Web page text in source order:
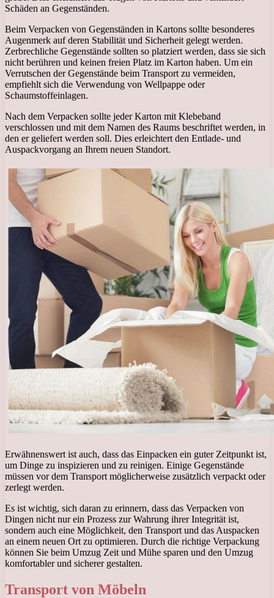
Schäden an Gegenständen.
Beim Verpacken von Gegenständen in Kartons sollte besonderes
Augenmerk auf deren Stabilität und Sicherheit gelegt werden.
Zerbrechliche Gegenstände sollten so platziert werden, dass sie sich
nicht berühren und keinen freien Platz im Karton haben. Um ein
Verrutschen der Gegenstände beim Transport zu vermeiden,
empfiehlt sich die Verwendung von Wellpappe oder
Schaumstoffeinlagen.
Nach dem Verpacken sollte jeder Karton mit Klebeband
verschlossen und mit dem Namen des Raums beschriftet werden, in
den er geliefert werden soll. Dies erleichtert den Entlade- und
Auspackvorgang an Ihrem neuen Standort.
Erwähnenswert ist auch, dass das Einpacken ein guter Zeitpunkt ist,
um Dinge zu inspizieren und zu reinigen. Einige Gegenstände
müssen vor dem Transport möglicherweise zusätzlich verpackt oder
zerlegt werden.
Es ist wichtig, sich daran zu erinnern, dass das Verpacken von
Dingen nicht nur ein Prozess zur Wahrung ihrer Integrität ist,
sondern auch eine Möglichkeit, den Transport und das Auspacken
an einem neuen Ort zu optimieren. Durch die richtige Verpackung
können Sie beim Umzug Zeit und Mühe sparen und den Umzug
komfortabler und sicherer gestalten.
Transport von Möbeln